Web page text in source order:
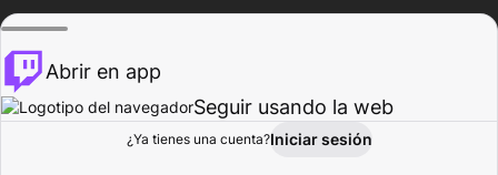
Explorar Actividad
Abrir en app
Seguir usando la web
¿Ya tienes una cuenta?Iniciar sesión